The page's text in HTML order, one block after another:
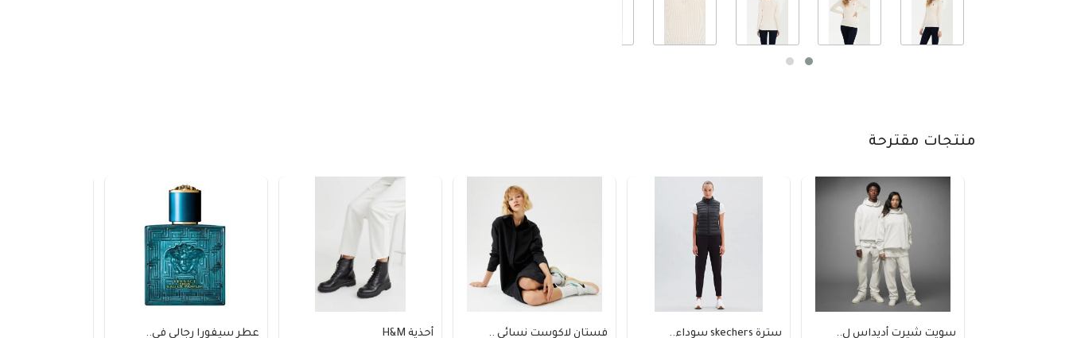
منتجات مقترحة
سويت شيرت أديداس ل.. سترة skechers سوداء.. فستان لاكوست نسائي .. أحذية H&M عطر سيفورا رجالي في..